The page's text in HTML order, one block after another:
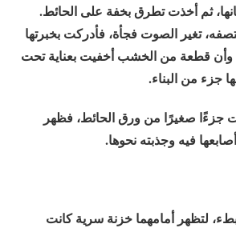
ثم أخذت تطرق بخفة على الحائط.
تغير الصوت فجأة، فأدركت بخبرتها
وأن قطعة من الخشب أخفيت بعناية تحت
جزء من البناء.
جزءًا صغيرًا من ورق الحائط، فظهر
فيه وجذبته نحوها.
لتظهر أمامهما خزنة سرية كانت